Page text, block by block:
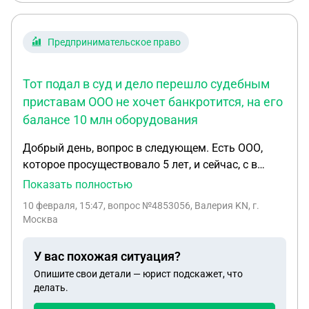
Предпринимательское право
Тот подал в суд и дело перешло судебным
приставам ООО не хочет банкротится, на его
балансе 10 млн оборудования
Добрый день, вопрос в следующем. Есть ООО,
которое просуществовало 5 лет, и сейчас, с в
конце деятельности, накопило долг 1,2 млн перед
перешло судебным приставам ООО не хочет
имуществе компании, которое не на балансе
(компьютеры, техника и тд), как раз на сумму
около 1,2 млн Диреткор ООО хочет как-то
Показать полностью
10 февраля, 15:47, вопрос №4853056, Валерия KN, г.
Москва
У вас похожая ситуация?
Опишите свои детали — юрист подскажет, что
делать.